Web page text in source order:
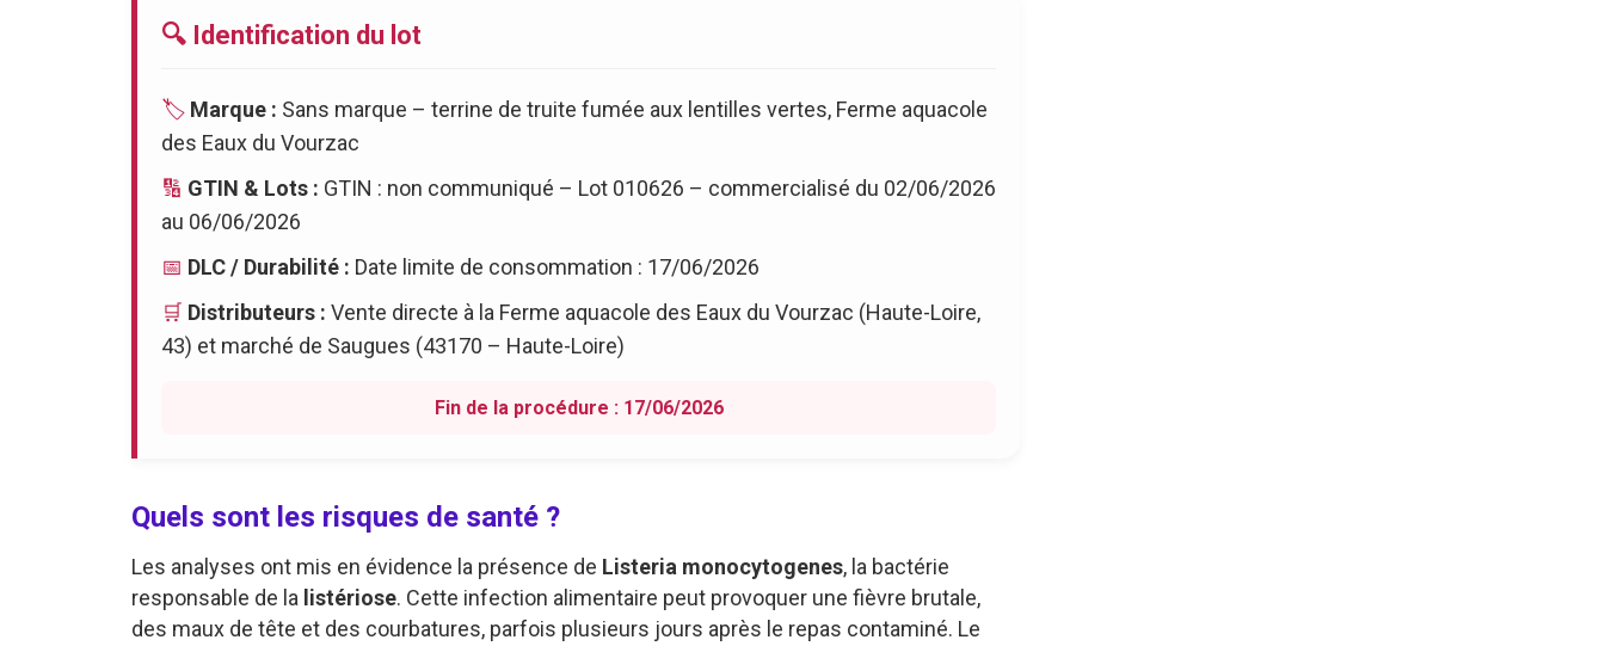
🔍 Identification du lot
🏷️ Marque : Sans marque – terrine de truite fumée aux lentilles vertes, Ferme aquacole
des Eaux du Vourzac
🔢 GTIN & Lots : GTIN : non communiqué – Lot 010626 – commercialisé du 02/06/2026
au 06/06/2026
📅 DLC / Durabilité : Date limite de consommation : 17/06/2026
🛒 Distributeurs : Vente directe à la Ferme aquacole des Eaux du Vourzac (Haute-Loire,
43) et marché de Saugues (43170 – Haute-Loire)
Fin de la procédure : 17/06/2026
Quels sont les risques de santé ?
Les analyses ont mis en évidence la présence de Listeria monocytogenes, la bactérie
responsable de la listériose. Cette infection alimentaire peut provoquer une fièvre brutale,
des maux de tête et des courbatures, parfois plusieurs jours après le repas contaminé. Le